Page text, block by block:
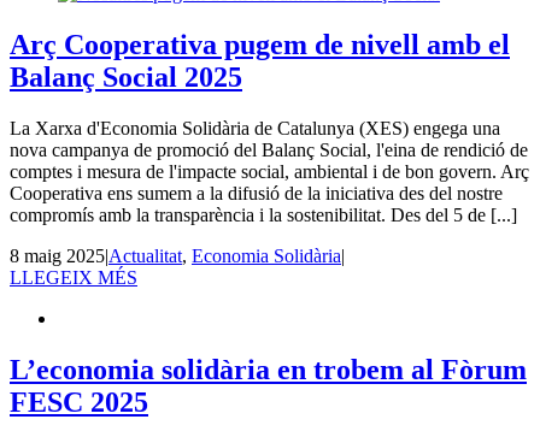
Arç Cooperativa pugem de nivell amb el
Balanç Social 2025
La Xarxa d'Economia Solidària de Catalunya (XES) engega una
nova campanya de promoció del Balanç Social, l'eina de rendició de
comptes i mesura de l'impacte social, ambiental i de bon govern. Arç
Cooperativa ens sumem a la difusió de la iniciativa des del nostre
compromís amb la transparència i la sostenibilitat. Des del 5 de [...]
8 maig 2025|Actualitat, Economia Solidària|
LLEGEIX MÉS
L’economia solidària en trobem al Fòrum
FESC 2025